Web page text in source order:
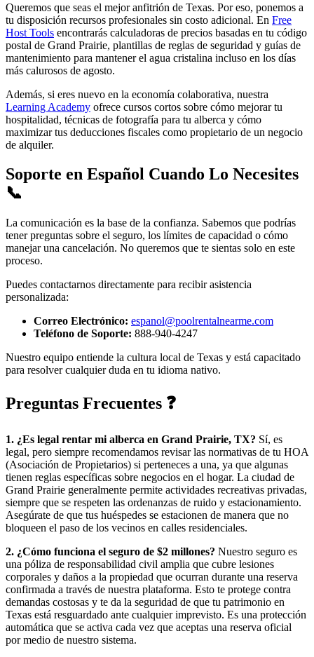
Queremos que seas el mejor anfitrión de Texas. Por eso, ponemos a
tu disposición recursos profesionales sin costo adicional. En Free
Host Tools encontrarás calculadoras de precios basadas en tu código
postal de Grand Prairie, plantillas de reglas de seguridad y guías de
mantenimiento para mantener el agua cristalina incluso en los días
más calurosos de agosto.
Además, si eres nuevo en la economía colaborativa, nuestra
Learning Academy ofrece cursos cortos sobre cómo mejorar tu
hospitalidad, técnicas de fotografía para tu alberca y cómo
maximizar tus deducciones fiscales como propietario de un negocio
de alquiler.
Soporte en Español Cuando Lo Necesites
📞
La comunicación es la base de la confianza. Sabemos que podrías
tener preguntas sobre el seguro, los límites de capacidad o cómo
manejar una cancelación. No queremos que te sientas solo en este
proceso.
Puedes contactarnos directamente para recibir asistencia
personalizada:
Correo Electrónico: espanol@poolrentalnearme.com
Teléfono de Soporte: 888-940-4247
Nuestro equipo entiende la cultura local de Texas y está capacitado
para resolver cualquier duda en tu idioma nativo.
Preguntas Frecuentes ❓
1. ¿Es legal rentar mi alberca en Grand Prairie, TX? Sí, es
legal, pero siempre recomendamos revisar las normativas de tu HOA
(Asociación de Propietarios) si perteneces a una, ya que algunas
tienen reglas específicas sobre negocios en el hogar. La ciudad de
Grand Prairie generalmente permite actividades recreativas privadas,
siempre que se respeten las ordenanzas de ruido y estacionamiento.
Asegúrate de que tus huéspedes se estacionen de manera que no
bloqueen el paso de los vecinos en calles residenciales.
2. ¿Cómo funciona el seguro de $2 millones? Nuestro seguro es
una póliza de responsabilidad civil amplia que cubre lesiones
corporales y daños a la propiedad que ocurran durante una reserva
confirmada a través de nuestra plataforma. Esto te protege contra
demandas costosas y te da la seguridad de que tu patrimonio en
Texas está resguardado ante cualquier imprevisto. Es una protección
automática que se activa cada vez que aceptas una reserva oficial
por medio de nuestro sistema.